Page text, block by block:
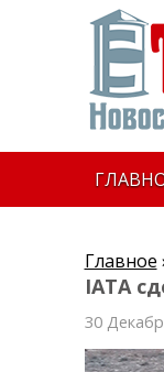
Главное
IATA
30